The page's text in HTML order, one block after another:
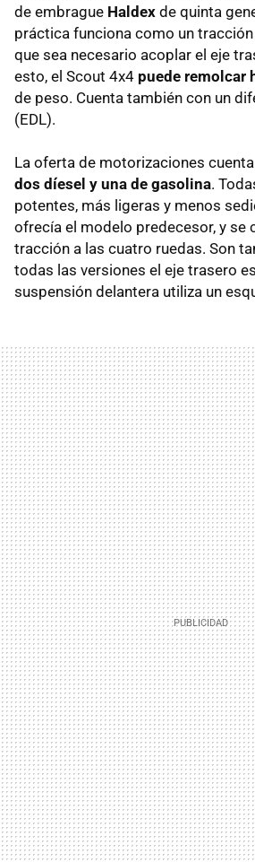
de embrague Haldex de quinta
práctica funciona como un
que sea necesario acoplar el eje
esto, el Scout 4x4 puede remolcar
de peso. Cuenta también con un
(EDL).
La oferta de motorizaciones
dos díesel y una de gasolina.
potentes, más ligeras y menos
ofrecía el modelo predecesor, y se
tracción a las cuatro ruedas. Son
todas las versiones el eje trasero
suspensión delantera utiliza un